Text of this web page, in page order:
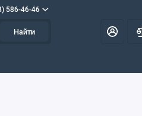
586-46-46
Найти